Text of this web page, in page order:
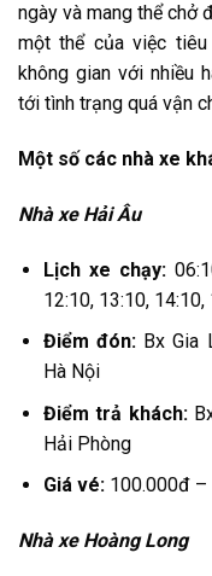
ngày và mang thể chở
một thểcủa việc tiêu
không gian với nhiều
tới tình trạng quá vận
Một số các nhà xe
Nhà xe Hải Âu
Lịch xe chạy:
12:10, 13:10, 14:10,
Điểm đón: Bx Gia
Hà Nội
Điểm trả khách:
Hải Phòng
Giá vé:100.000đ –
Nhà xe Hoàng Long